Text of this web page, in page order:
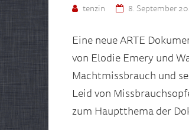
tenzin 8. September
Eine neue ARTE
von Elodie Emery und
Machtmissbrauch und
Leid von
zum Hauptthema der